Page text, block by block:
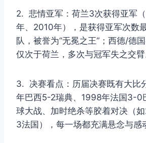
2. 悲情亚军：荷兰3次获得亚军
年、2010年），是获得亚军次数
队，被誉为“无冕之王”；西德/德
仅次于荷兰，多次与冠军失之交臂
3. 决赛看点：历届决赛既有大比
年巴西5-2瑞典、1998年法国3-0
球大战、加时绝杀等胶着对决（
3法国），每一场都充满悬念与感